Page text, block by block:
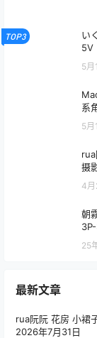
TOP3
い
5V
5月
系
5月
摄
4月
朝
25
最新文章
rua阮阮 花房 小裙
2026年7月31日